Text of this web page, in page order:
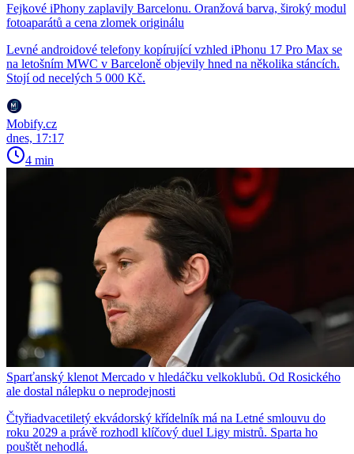
Fejkové iPhony zaplavily Barcelonu. Oranžová barva, široký modul
fotoaparátů a cena zlomek originálu
Levné androidové telefony kopírující vzhled iPhonu 17 Pro Max se
na letošním MWC v Barceloně objevily hned na několika stáncích.
Stojí od necelých 5 000 Kč.
Mobify.cz
dnes, 17:17
4 min
Sparťanský klenot Mercado v hledáčku velkoklubů. Od Rosického
ale dostal nálepku o neprodejnosti
Čtyřiadvacetiletý ekvádorský křídelník má na Letné smlouvu do
roku 2029 a právě rozhodl klíčový duel Ligy mistrů. Sparta ho
pouštět nehodlá.